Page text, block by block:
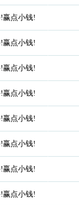
赢点小钱!
赢点小钱!
赢点小钱!
赢点小钱!
赢点小钱!
赢点小钱!
赢点小钱!
赢点小钱!